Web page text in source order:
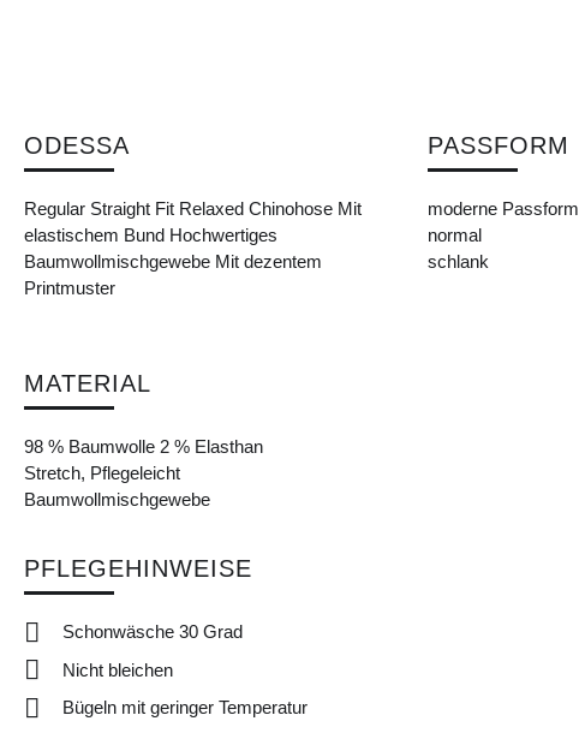
ODESSA
Regular Straight Fit Relaxed Chinohose Mit
elastischem Bund Hochwertiges
Baumwollmischgewebe Mit dezentem
Printmuster
PASSFORM
moderne Passform
normal
schlank
MATERIAL
98 % Baumwolle 2 % Elasthan
Stretch, Pflegeleicht
Baumwollmischgewebe
PFLEGEHINWEISE
Schonwäsche 30 Grad
Nicht bleichen
Bügeln mit geringer Temperatur